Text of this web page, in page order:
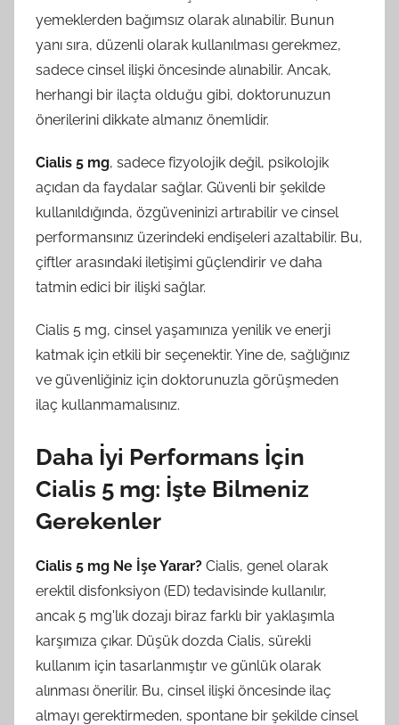
yemeklerden bağımsız olarak alınabilir. Bunun
yanı sıra, düzenli olarak kullanılması gerekmez,
sadece cinsel ilişki öncesinde alınabilir. Ancak,
herhangi bir ilaçta olduğu gibi, doktorunuzun
önerilerini dikkate almanız önemlidir.
Cialis 5 mg, sadece fizyolojik değil, psikolojik
açıdan da faydalar sağlar. Güvenli bir şekilde
kullanıldığında, özgüveninizi artırabilir ve cinsel
performansınız üzerindeki endişeleri azaltabilir. Bu,
çiftler arasındaki iletişimi güçlendirir ve daha
tatmin edici bir ilişki sağlar.
Cialis 5 mg, cinsel yaşamınıza yenilik ve enerji
katmak için etkili bir seçenektir. Yine de, sağlığınız
ve güvenliğiniz için doktorunuzla görüşmeden
ilaç kullanmamalısınız.
Daha İyi Performans İçin
Cialis 5 mg: İşte Bilmeniz
Gerekenler
Cialis 5 mg Ne İşe Yarar? Cialis, genel olarak
erektil disfonksiyon (ED) tedavisinde kullanılır,
ancak 5 mg'lık dozajı biraz farklı bir yaklaşımla
karşımıza çıkar. Düşük dozda Cialis, sürekli
kullanım için tasarlanmıştır ve günlük olarak
alınması önerilir. Bu, cinsel ilişki öncesinde ilaç
almayı gerektirmeden, spontane bir şekilde cinsel